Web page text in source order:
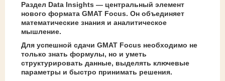
Раздел Data Insights — центральный элемент
нового формата GMAT Focus. Он объединяет
математические знания и аналитическое
мышление.
Для успешной сдачи GMAT Focus необходимо не
только знать формулы, но и уметь
структурировать данные, выделять ключевые
параметры и быстро принимать решения.